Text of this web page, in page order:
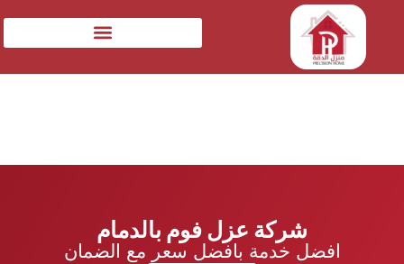
شركة عزل فوم بالدمام
افضل خدمة بافضل سعر مع الضمان